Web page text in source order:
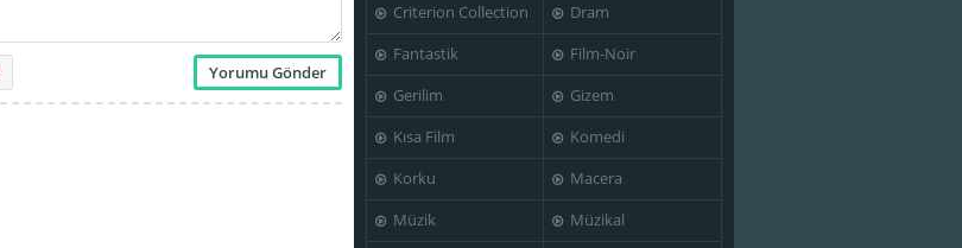
Criterion Collection
Dram
Fantastik
Film-Noir
Gerilim
Gizem
Kısa Film
Komedi
Korku
Macera
Müzik
Müzikal